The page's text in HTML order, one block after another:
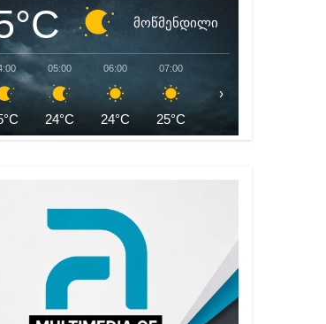
მოწმენდილი
05:00
24°C
06:00
24°C
07:00
25°C
›